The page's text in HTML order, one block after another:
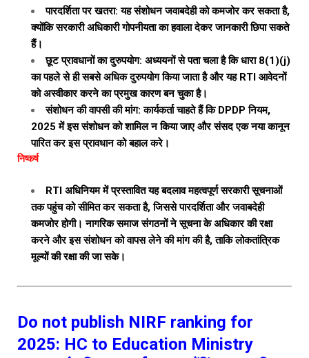
पारदर्शिता पर खतरा: यह संशोधन जवाबदेही को कमजोर कर सकता है,
क्योंकि सरकारी अधिकारी गोपनीयता का हवाला देकर जानकारी छिपा सकते
हैं।
छूट प्रावधानों का दुरुपयोग: अध्ययनों से पता चला है कि धारा 8(1)(j)
का पहले से ही सबसे अधिक दुरुपयोग किया जाता है और यह RTI आवेदनों
को अस्वीकार करने का प्रमुख कारण बन चुका है।
संशोधन की वापसी की मांग: कार्यकर्ता चाहते हैं कि DPDP नियम,
2025 में इस संशोधन को शामिल न किया जाए और संसद एक नया कानून
पारित कर इस प्रावधान को बहाल करे।
निष्कर्ष
RTI अधिनियम में प्रस्तावित यह बदलाव महत्वपूर्ण सरकारी सूचनाओं
तक पहुंच को सीमित कर सकता है, जिससे पारदर्शिता और जवाबदेही
कमजोर होगी। नागरिक समाज संगठनों ने सूचना के अधिकार की रक्षा
करने और इस संशोधन को वापस लेने की मांग की है, ताकि लोकतांत्रिक
मूल्यों की रक्षा की जा सके।
Do not publish NIRF ranking for
2025: HC to Education Ministry